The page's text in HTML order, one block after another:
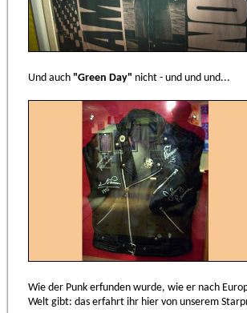
Und auch "Green Day" nicht - und und und...
Wie der Punk erfunden wurde, wie er nach
Welt gibt: das erfahrt ihr hier von unserem